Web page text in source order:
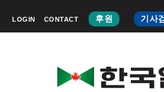
LOGIN CONTACT 후원 기사